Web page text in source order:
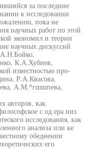
за последние
к исследовании
пока не
научных работ по этой
экономил и теории
научных дискуссий
А.Н.Бойко,
К.А.Хубиев,
известностью про-
Р.А.Квасова,
А.М.^гшшпева,
авторов, как
с од ера низ
исследования, как
анализа или ке
обеднении
его